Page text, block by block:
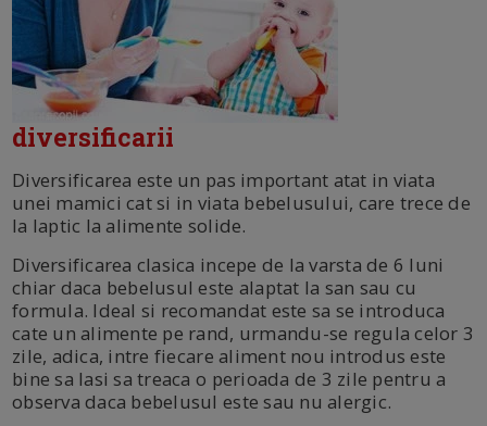
diversificarii
Diversificarea este un pas important atat in viata
unei mamici cat si in viata bebelusului, care trece de
la laptic la alimente solide.
Diversificarea clasica incepe de la varsta de 6 luni
chiar daca bebelusul este alaptat la san sau cu
formula. Ideal si recomandat este sa se introduca
cate un alimente pe rand, urmandu-se regula celor 3
zile, adica, intre fiecare aliment nou introdus este
bine sa lasi sa treaca o perioada de 3 zile pentru a
observa daca bebelusul este sau nu alergic.